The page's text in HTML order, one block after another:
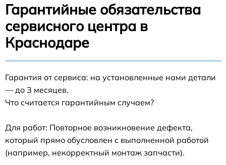
Гарантийные обязательства
сервисного центра в
Краснодаре
Гарантия от сервиса: на установленные нами детали
— до 3 месяцев.
Что считается гарантийным случаем?
Для работ: Повторное возникновение дефекта,
который прямо обусловлен с выполненной работой
(например, некорректный монтаж запчасти).